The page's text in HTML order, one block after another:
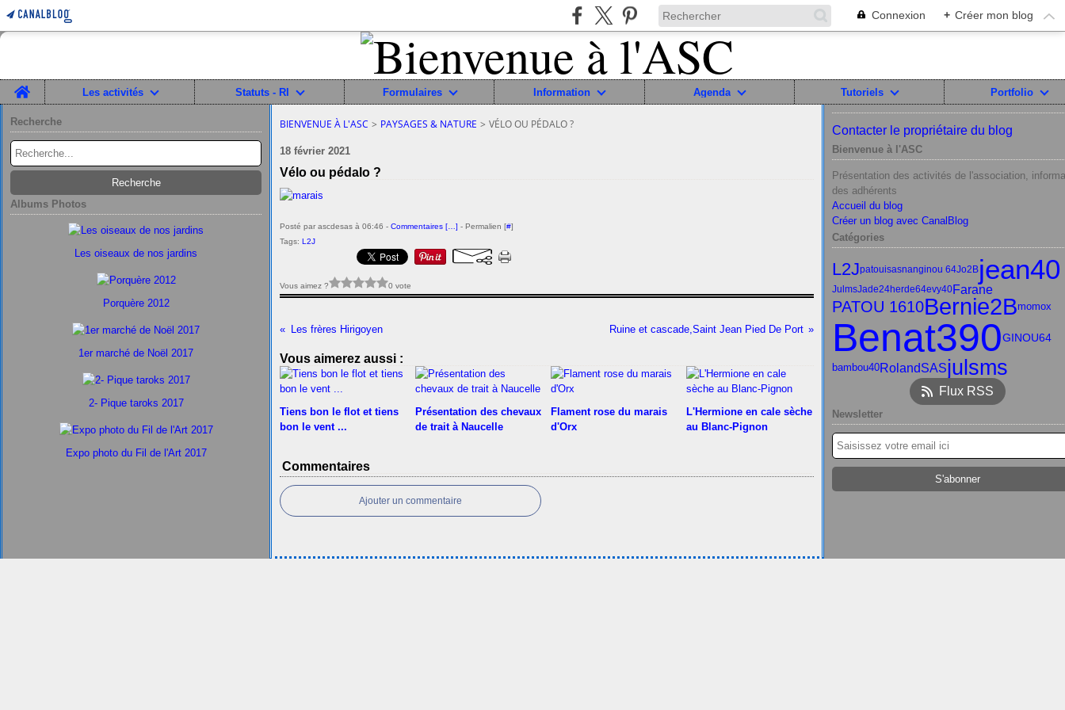
Connexion + Créer mon blog
Home
Les activités Statuts - RI Formulaires Information Agenda Tutoriels Portfolio
Recherche
Albums Photos
Les oiseaux de nos jardins
Porquère 2012
1er marché de Noël 2017
2- Pique taroks 2017
Expo photo du Fil de l'Art 2017
BIENVENUE À L'ASC > PAYSAGES & NATURE > VÉLO OU PÉDALO ?
18 février 2021
Vélo ou pédalo ?
Posté par ascdesas à 06:46 - Commentaires [ ] - Permalien [#]
Tags: L2J
Vous aimez ? 0 vote
Les frères Hirigoyen Ruine et cascade,Saint Jean Pied De Port
Vous aimerez aussi :
Tiens bon le flot et tiens
bon le vent ...
Présentation des chevaux
de trait à Naucelle
Flament rose du marais
d'Orx
L'Hermione en cale sèche
au Blanc-Pignon
Commentaires
Ajouter un commentaire
Contacter le propriétaire du blog
Bienvenue à l'ASC
Présentation des activités de l'association,
des adhérents
Accueil du blog
Créer un blog avec CanalBlog
Catégories
L2Jpatouisasnanginou 64Jo2Bjean40
JulmsJade24herde64evy40Farane
PATOU 1610Bernie2Bmomox
Benat390GINOU64
bambou40RolandSASjulsms
Flux RSS
Newsletter